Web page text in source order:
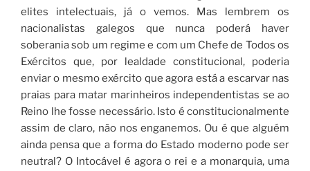
elites intelectuais, já o vemos. Mas lembrem os
nacionalistas galegos que nunca poderá haver
soberania sob um regime e com um Chefe de Todos os
Exércitos que, por lealdade constitucional, poderia
enviar o mesmo exército que agora está a escarvar nas
praias para matar marinheiros independentistas se ao
Reino lhe fosse necessário. Isto é constitucionalmente
assim de claro, não nos enganemos. Ou é que alguém
ainda pensa que a forma do Estado moderno pode ser
neutral? O Intocável é agora o rei e a monarquia, uma